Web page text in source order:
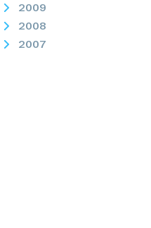
2009
2008
2007